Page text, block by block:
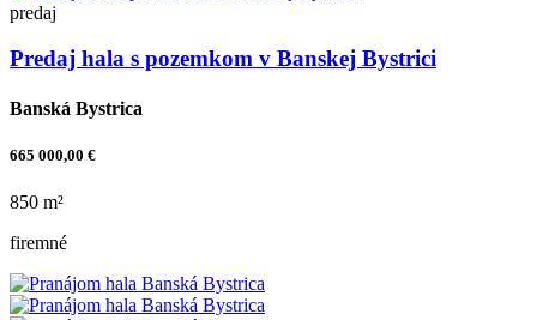
predaj
Predaj hala s pozemkom v Banskej Bystrici
Banská Bystrica
665 000,00 €
850 m²
firemné